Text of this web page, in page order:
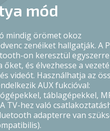
mód
mindig örömet okoz
zenéiket hallgatják. A
on keresztül
és élvezhesse a
videót. Használhatja az
AUX fukcióval:
táblagépekkel,
TV-hez való
adapterre van